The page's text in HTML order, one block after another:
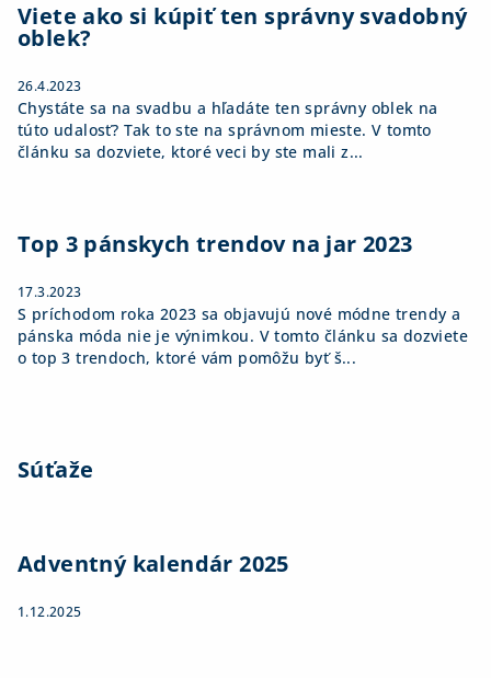
Viete ako si kúpiť ten správny svadobný
oblek?
26.4.2023
Chystáte sa na svadbu a hľadáte ten správny oblek na
túto udalosť? Tak to ste na správnom mieste. V tomto
článku sa dozviete, ktoré veci by ste mali z...
Top 3 pánskych trendov na jar 2023
17.3.2023
S príchodom roka 2023 sa objavujú nové módne trendy a
pánska móda nie je výnimkou. V tomto článku sa dozviete
o top 3 trendoch, ktoré vám pomôžu byť š...
Súťaže
Adventný kalendár 2025
1.12.2025